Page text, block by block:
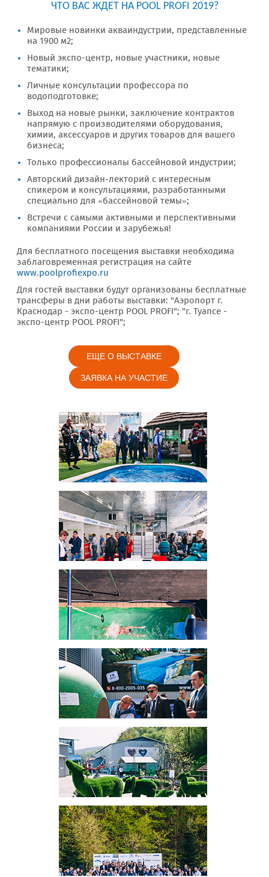
ЧТО ВАС ЖДЕТ НА POOL PROFI 2019?
Мировые новинки акваиндустрии, представленные
на 1900 м2;
Новый экспо-центр, новые участники, новые
тематики;
Личные консультации профессора по
водоподготовке;
Выход на новые рынки, заключение контрактов
напрямую с производителями оборудования,
химии, аксессуаров и других товаров для вашего
бизнеса;
Только профессионалы бассейновой индустрии;
Авторский дизайн-лекторий с интересным
спикером и консультациями, разработанными
специально для «бассейновой темы»;
Встречи с самыми активными и перспективными
компаниями России и зарубежья!
Для бесплатного посещения выставки необходима
заблаговременная регистрация на сайте
www.poolprofiexpo.ru
Для гостей выставки будут организованы бесплатные
трансферы в дни работы выставки: "Аэропорт г.
Краснодар - экспо-центр POOL PROFI"; "г. Туапсе -
экспо-центр POOL PROFI";
ЕЩЕ О ВЫСТАВКЕ
ЗАЯВКА НА УЧАСТИЕ